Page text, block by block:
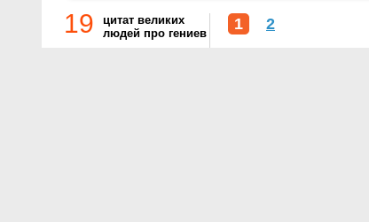
19
цитат великих
людей про гениев
1 2